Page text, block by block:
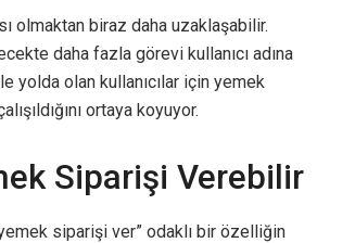
olmaktan biraz daha uzaklaşabilir.
daha fazla görevi kullanıcı adına
yolda olan kullanıcılar için yemek
ortaya koyuyor.
Siparişi Verebilir
siparişi ver” odaklı bir özelliğin